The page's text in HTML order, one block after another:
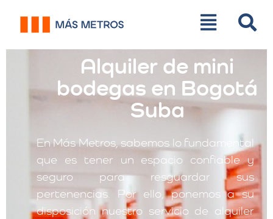
Alquiler de mini
bodegas en Bogotá
Suba
En Más Metros, sabemos lo fundamental
que es tener un espacio confiable y
seguro para resguardar sus
pertenencias. Por ello, ponemos a su
disposición nuestro servicio de alquiler